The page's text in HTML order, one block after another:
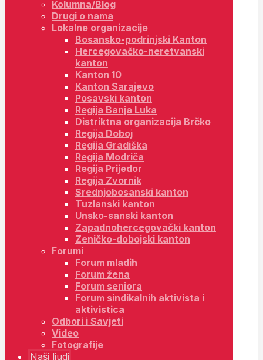
Kolumna/Blog
Drugi o nama
Lokalne organizacije
Bosansko-podrinjski Kanton
Hercegovačko-neretvanski
kanton
Kanton 10
Kanton Sarajevo
Posavski kanton
Regija Banja Luka
Distriktna organizacija Brčko
Regija Doboj
Regija Gradiška
Regija Modriča
Regija Prijedor
Regija Zvornik
Srednjobosanski kanton
Tuzlanski kanton
Unsko-sanski kanton
Zapadnohercegovački kanton
Zeničko-dobojski kanton
Forumi
Forum mladih
Forum žena
Forum seniora
Forum sindikalnih aktivista i
aktivistica
Odbori i Savjeti
Video
Fotografije
Naši ljudi